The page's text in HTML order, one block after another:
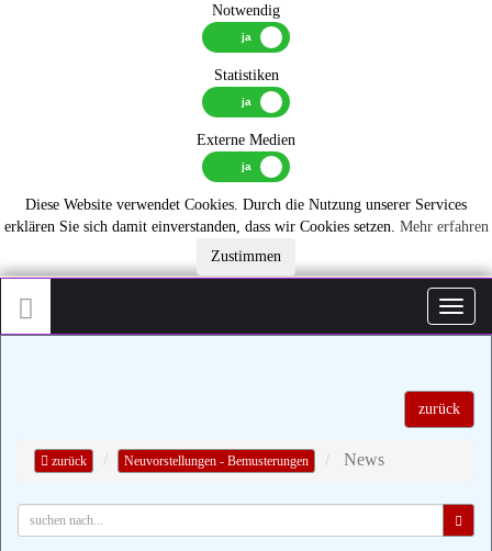
Notwendig
Statistiken
Externe Medien
Diese Website verwendet Cookies. Durch die Nutzung unserer Services
erklären Sie sich damit einverstanden, dass wir Cookies setzen. Mehr erfahren
Zustimmen
zurück
zurück Neuvorstellungen - Bemusterungen News